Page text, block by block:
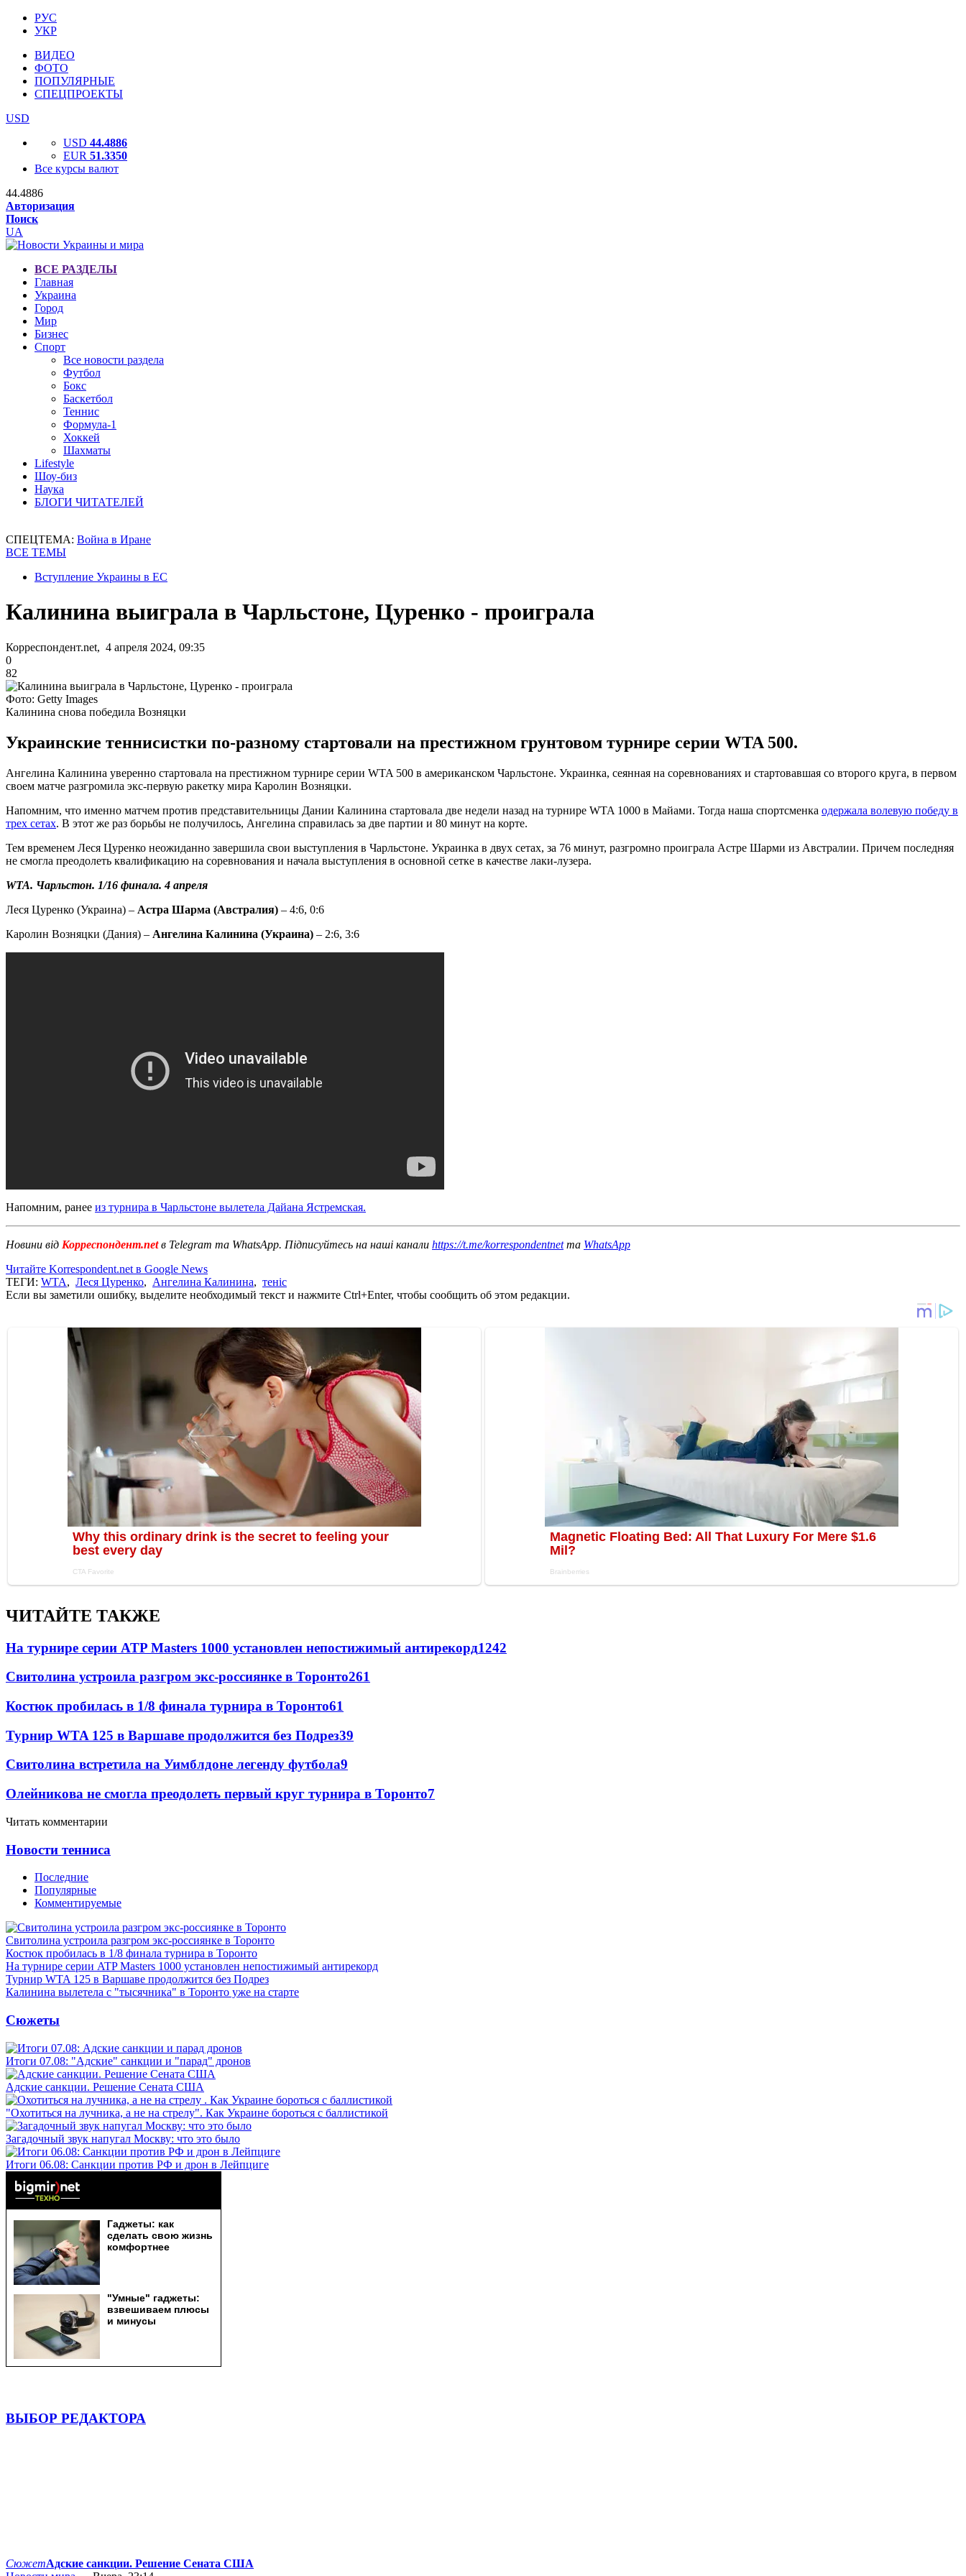
РУС
УКР
ВИДЕО
ФОТО
ПОПУЛЯРНЫЕ
СПЕЦПРОЕКТЫ
USD
USD 44.4886
EUR 51.3350
Все курсы валют
44.4886
Авторизация
Поиск
UA
ВСЕ РАЗДЕЛЫ
Главная
Украина
Город
Мир
Бизнес
Спорт
Все новости раздела
Футбол
Бокс
Баскетбол
Теннис
Формула-1
Хоккей
Шахматы
Lifestyle
Шоу-биз
Наука
БЛОГИ ЧИТАТЕЛЕЙ
СПЕЦТЕМА: Война в Иране
ВСЕ ТЕМЫ
Вступление Украины в ЕС
Калинина выиграла в Чарльстоне, Цуренко - проиграла
Корреспондент.net, 4 апреля 2024, 09:35
0
82
Фото: Getty Images
Калинина снова победила Возняцки
Украинские теннисистки по-разному стартовали на престижном грунтовом турнире серии WTA 500.
Ангелина Калинина уверенно стартовала на престижном турнире серии WTA 500 в американском Чарльстоне. Украинка, сеянная на соревнованиях и стартовавшая со второго круга, в первом
своем матче разгромила экс-первую ракетку мира Каролин Возняцки.
Напомним, что именно матчем против представительницы Дании Калинина стартовала две недели назад на турнире WTA 1000 в Майами. Тогда наша спортсменка одержала волевую победу в
трех сетах. В этот же раз борьбы не получилось, Ангелина справилась за две партии и 80 минут на корте.
Тем временем Леся Цуренко неожиданно завершила свои выступления в Чарльстоне. Украинка в двух сетах, за 76 минут, разгромно проиграла Астре Шарми из Австралии. Причем последняя
не смогла преодолеть квалификацию на соревнования и начала выступления в основной сетке в качестве лаки-лузера.
WTA. Чарльстон. 1/16 финала. 4 апреля
Леся Цуренко (Украина) – Астра Шарма (Австралия) – 4:6, 0:6
Каролин Возняцки (Дания) – Ангелина Калинина (Украина) – 2:6, 3:6
Напомним, ранее из турнира в Чарльстоне вылетела Дайана Ястремская.
Новини від Корреспондент.netв Telegram та WhatsApp. Підписуйтесь на наші канали https://t.me/korrespondentnetта WhatsApp
Читайте Korrespondent.net в Google News
ТЕГИ: WTA, Леся Цуренко, Ангелина Калинина, теніс
Если вы заметили ошибку, выделите необходимый текст и нажмите Ctrl+Enter, чтобы сообщить об этом редакции.
ЧИТАЙТЕ ТАКЖЕ
На турнире серии ATP Masters 1000 установлен непостижимый антирекорд1242
Свитолина устроила разгром экс-россиянке в Торонто261
Костюк пробилась в 1/8 финала турнира в Торонто61
Турнир WTA 125 в Варшаве продолжится без Подрез39
Свитолина встретила на Уимблдоне легенду футбола9
Олейникова не смогла преодолеть первый круг турнира в Торонто7
Читать комментарии
Новости тенниса
Последние
Популярные
Комментируемые
Свитолина устроила разгром экс-россиянке в Торонто
Костюк пробилась в 1/8 финала турнира в Торонто
На турнире серии ATP Masters 1000 установлен непостижимый антирекорд
Турнир WTA 125 в Варшаве продолжится без Подрез
Калинина вылетела с "тысячника" в Торонто уже на старте
Сюжеты
Итоги 07.08: "Адские" санкции и "парад" дронов
Адские санкции. Решение Сената США
"Охотиться на лучника, а не на стрелу". Как Украине бороться с баллистикой
Загадочный звук напугал Москву: что это было
Итоги 06.08: Санкции против РФ и дрон в Лейпциге
ВЫБОР РЕДАКТОРА
СюжетАдские санкции. Решение Сената США